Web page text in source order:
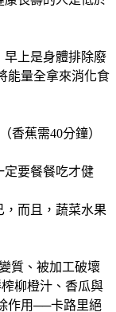
早上是身體排除廢
能量全拿來消化食
香蕉需40分鐘）
定要餐餐吃才健
，而且，蔬菜水果
質、被加工破壞
柳橙汁、香瓜與
作用──卡路里絕